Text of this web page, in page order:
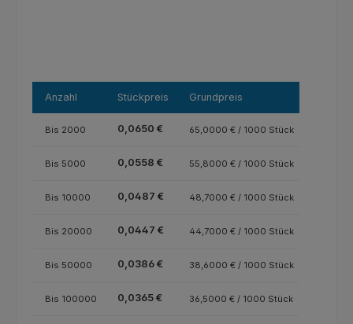
Anzahl Stückpreis Grundpreis
Bis 2000 0,0650 € 65,0000 € / 1000 Stück
Bis 5000 0,0558 € 55,8000 € / 1000 Stück
Bis 10000 0,0487 € 48,7000 € / 1000 Stück
Bis 20000 0,0447 € 44,7000 € / 1000 Stück
Bis 50000 0,0386 € 38,6000 € / 1000 Stück
Bis 100000 0,0365 € 36,5000 € / 1000 Stück